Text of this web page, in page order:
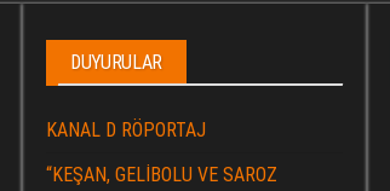
DUYURULAR
KANAL D RÖPORTAJ
“KEŞAN, GELİBOLU VE SAROZ